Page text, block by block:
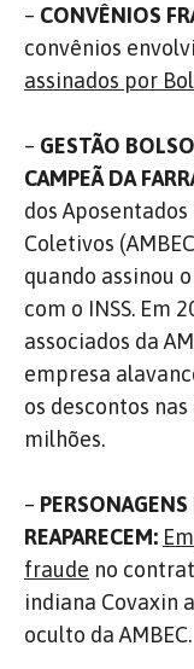
– CONVÊNIOS
convênios
assinados por
– GESTÃO
CAMPEÃ DA
dos
Coletivos
quando assinou
com o INSS. Em
associados da
empresa
os descontos
milhões.
–
REAPARECEM:
fraude no
indiana Covaxin
oculto da AMBEC.